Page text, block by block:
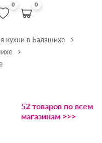
0 0
кухни в Балашихе
52 товаров по всем
магазинам >>>